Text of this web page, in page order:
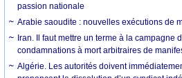
passion nationale
Arabie saoudite : nouvelles exécutions de
Iran. Il faut mettre un terme à la campagne
condamnations à mort arbitraires de
Algérie. Les autorités doivent